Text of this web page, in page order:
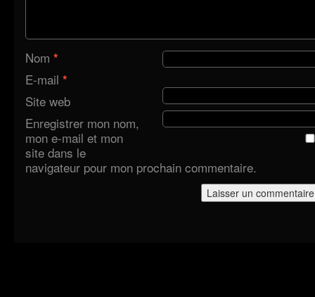
Nom *
E-mail *
Site web
Enregistrer mon nom,
mon e-mail et mon
site dans le
navigateur pour mon prochain commentaire.